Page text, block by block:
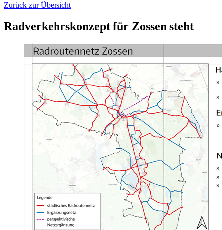
Zurück zur Übersicht
Radverkehrskonzept für Zossen steht